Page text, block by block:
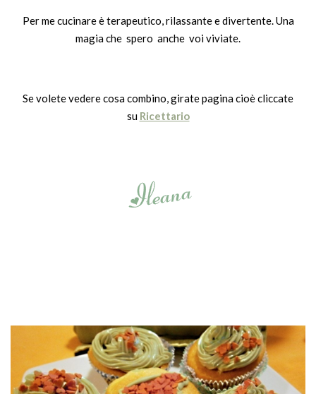
Per me cucinare è terapeutico, rilassante e divertente. Una
magia che spero anche voi viviate.
Se volete vedere cosa combino, girate pagina cioè cliccate
su Ricettario